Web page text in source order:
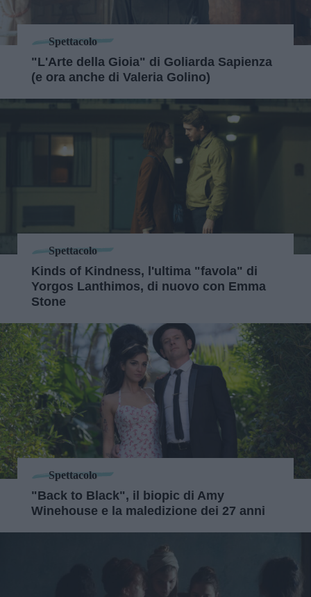
Spettacolo
"L'Arte della Gioia" di Goliarda Sapienza
(e ora anche di Valeria Golino)
Spettacolo
Kinds of Kindness, l'ultima "favola" di
Yorgos Lanthimos, di nuovo con Emma
Stone
Spettacolo
"Back to Black", il biopic di Amy
Winehouse e la maledizione dei 27 anni